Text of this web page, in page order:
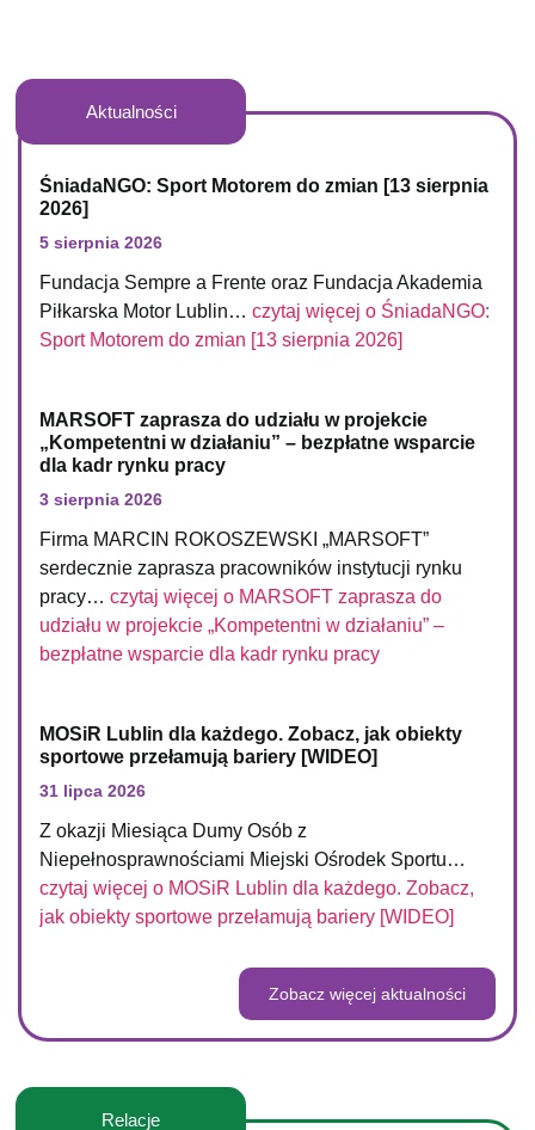
Aktualności
ŚniadaNGO: Sport Motorem do zmian [13 sierpnia
2026]
5 sierpnia 2026
Fundacja Sempre a Frente oraz Fundacja Akademia
Piłkarska Motor Lublin… czytaj więcej o ŚniadaNGO:
Sport Motorem do zmian [13 sierpnia 2026]
MARSOFT zaprasza do udziału w projekcie
„Kompetentni w działaniu” – bezpłatne wsparcie
dla kadr rynku pracy
3 sierpnia 2026
Firma MARCIN ROKOSZEWSKI „MARSOFT”
serdecznie zaprasza pracowników instytucji rynku
pracy… czytaj więcej o MARSOFT zaprasza do
udziału w projekcie „Kompetentni w działaniu” –
bezpłatne wsparcie dla kadr rynku pracy
MOSiR Lublin dla każdego. Zobacz, jak obiekty
sportowe przełamują bariery [WIDEO]
31 lipca 2026
Z okazji Miesiąca Dumy Osób z
Niepełnosprawnościami Miejski Ośrodek Sportu…
czytaj więcej o MOSiR Lublin dla każdego. Zobacz,
jak obiekty sportowe przełamują bariery [WIDEO]
Zobacz więcej aktualności
Relacje